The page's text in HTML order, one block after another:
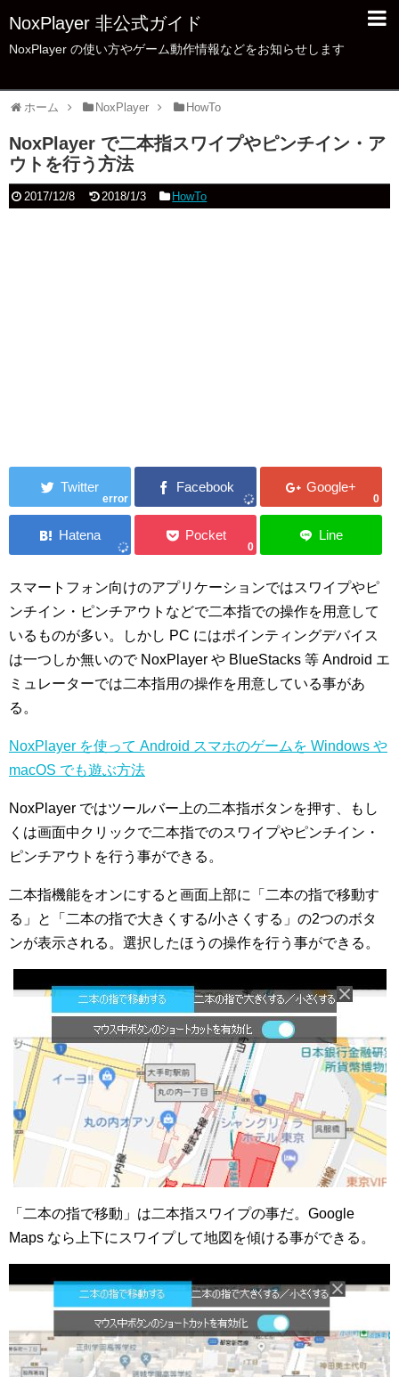
NoxPlayer 非公式ガイド
NoxPlayer の使い方やゲーム動作情報などをお知らせします
ホーム NoxPlayer HowTo
NoxPlayer で二本指スワイプやピンチイン・ア
ウトを行う方法
2017/12/8 2018/1/3 HowTo
error 0
0
スマートフォン向けのアプリケーションではスワイプやピ
ンチイン・ピンチアウトなどで二本指での操作を用意して
いるものが多い。しかし PC にはポインティングデバイス
は一つしか無いので NoxPlayer や BlueStacks 等 Android エ
ミュレーターでは二本指用の操作を用意している事があ
る。
NoxPlayer を使って Android スマホのゲームを Windows や
macOS でも遊ぶ方法
NoxPlayer ではツールバー上の二本指ボタンを押す、もし
くは画面中クリックで二本指でのスワイプやピンチイン・
ピンチアウトを行う事ができる。
二本指機能をオンにすると画面上部に「二本の指で移動す
る」と「二本の指で大きくする/小さくする」の2つのボタ
ンが表示される。選択したほうの操作を行う事ができる。
「二本の指で移動」は二本指スワイプの事だ。Google
Maps なら上下にスワイプして地図を傾ける事ができる。